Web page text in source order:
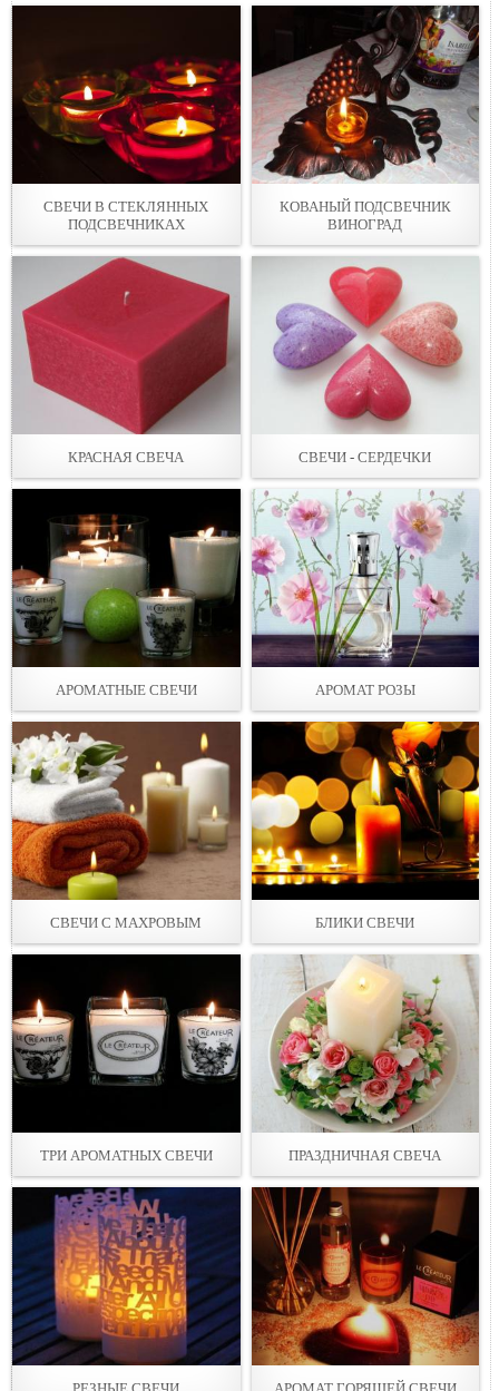
СВЕЧИ В СТЕКЛЯННЫХ
ПОДСВЕЧНИКАХ
КОВАНЫЙ ПОДСВЕЧНИК
ВИНОГРАД
КРАСНАЯ СВЕЧА СВЕЧИ - СЕРДЕЧКИ
АРОМАТНЫЕ СВЕЧИ АРОМАТ РОЗЫ
СВЕЧИ С МАХРОВЫМ БЛИКИ СВЕЧИ
ТРИ АРОМАТНЫХ СВЕЧИ ПРАЗДНИЧНАЯ СВЕЧА